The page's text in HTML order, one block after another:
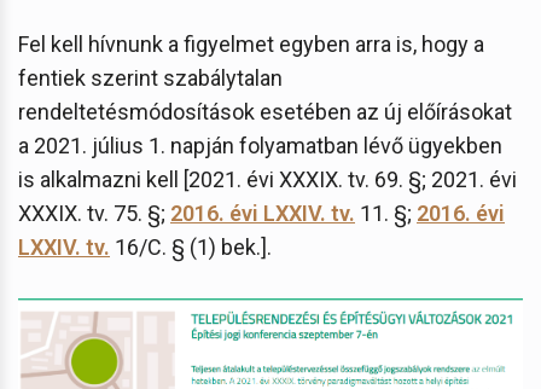
Fel kell hívnunk a figyelmet egyben arra is, hogy a
fentiek szerint szabálytalan
rendeltetésmódosítások esetében az új előírásokat
a 2021. július 1. napján folyamatban lévő ügyekben
is alkalmazni kell [2021. évi XXXIX. tv. 69. §; 2021. évi
XXXIX. tv. 75. §; 2016. évi LXXIV. tv. 11. §; 2016. évi
LXXIV. tv. 16/C. § (1) bek.].